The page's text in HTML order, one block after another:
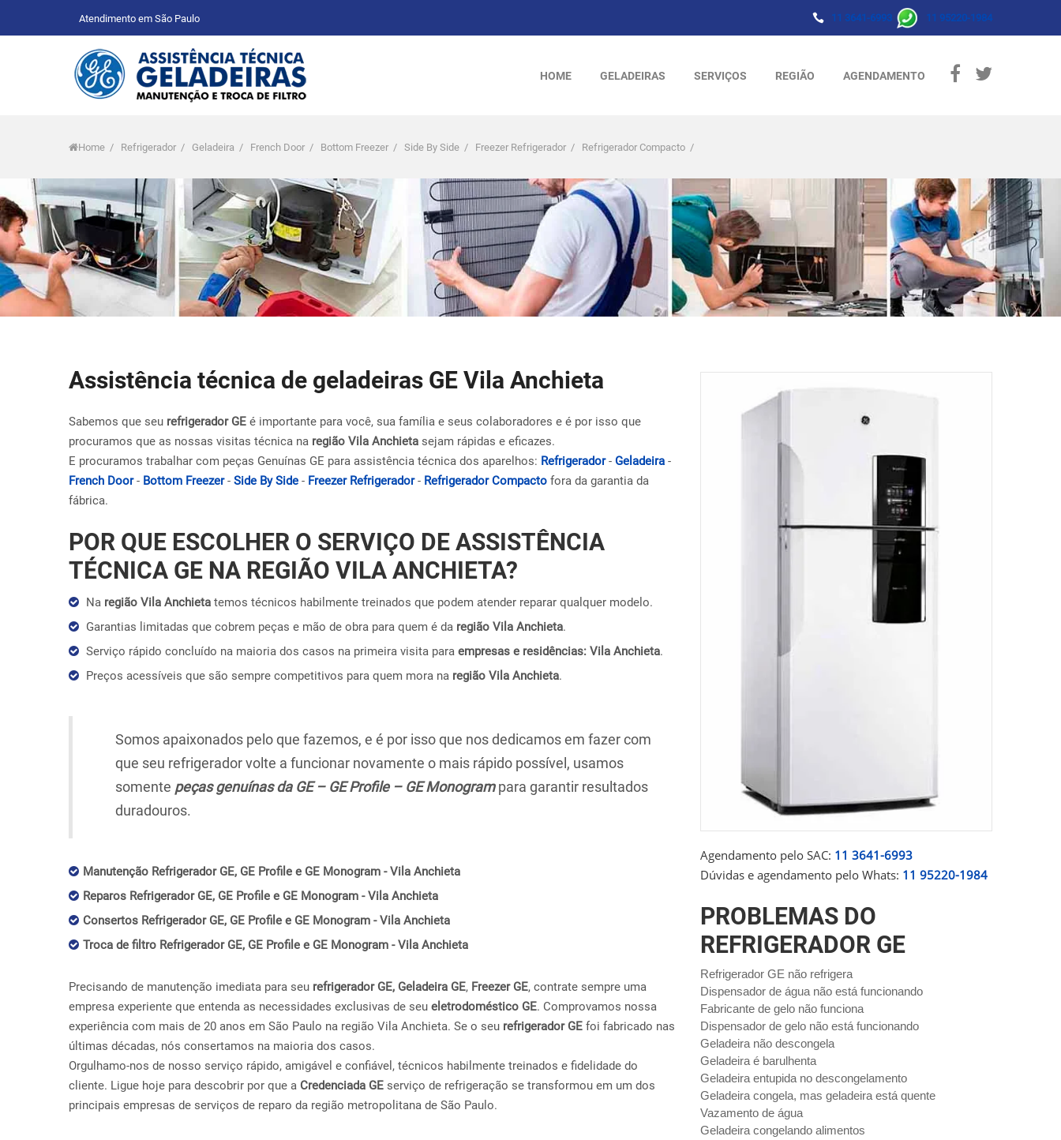
Atendimento em São Paulo 11 3641-6993 11 95220-1984
HOME GELADEIRAS SERVIÇOS REGIÃO AGENDAMENTO
Home / Refrigerador / Geladeira / French Door / Bottom Freezer / Side By Side / Freezer Refrigerador / Refrigerador Compacto /
Assistência técnica de geladeiras GE Vila Anchieta
Sabemos que seu refrigerador GE é importante para você, sua família e seus colaboradores e é por isso que
procuramos que as nossas visitas técnica na região Vila Anchieta sejam rápidas e eficazes.
E procuramos trabalhar com peças Genuínas GE para assistência técnica dos aparelhos: Refrigerador- Geladeira -
French Door- Bottom Freezer- Side By Side - Freezer Refrigerador- Refrigerador Compacto fora da garantia da
fábrica.
POR QUE ESCOLHER O SERVIÇO DE ASSISTÊNCIA
TÉCNICA GE NA REGIÃO VILA ANCHIETA?
Na região Vila Anchieta temos técnicos habilmente treinados que podem atender reparar qualquer modelo.
Garantias limitadas que cobrem peças e mão de obra para quem é da região Vila Anchieta.
Serviço rápido concluído na maioria dos casos na primeira visita para empresas e residências: Vila Anchieta.
Preços acessíveis que são sempre competitivos para quem mora na região Vila Anchieta.
Somos apaixonados pelo que fazemos, e é por isso que nos dedicamos em fazer com
que seu refrigerador volte a funcionar novamente o mais rápido possível, usamos
somente peças genuínas da GE – GE Profile – GE Monogrampara garantir resultados
duradouros.
Manutenção Refrigerador GE, GE Profile e GE Monogram - Vila Anchieta
Reparos Refrigerador GE, GE Profile e GE Monogram - Vila Anchieta
Consertos Refrigerador GE, GE Profile e GE Monogram - Vila Anchieta
Troca de filtro Refrigerador GE, GE Profile e GE Monogram - Vila Anchieta
Precisando de manutenção imediata para seu refrigerador GE, Geladeira GE, Freezer GE, contrate sempre uma
empresa experiente que entenda as necessidades exclusivas de seu eletrodoméstico GE. Comprovamos nossa
experiência com mais de 20 anos em São Paulo na região Vila Anchieta. Se o seu refrigerador GE foi fabricado nas
últimas décadas, nós consertamos na maioria dos casos.
Orgulhamo-nos de nosso serviço rápido, amigável e confiável, técnicos habilmente treinados e fidelidade do
cliente. Ligue hoje para descobrir por que a Credenciada GE serviço de refrigeração se transformou em um dos
principais empresas de serviços de reparo da região metropolitana de São Paulo.
Agendamento pelo SAC: 11 3641-6993
Dúvidas e agendamento pelo Whats: 11 95220-1984
PROBLEMAS DO
REFRIGERADOR GE
Refrigerador GE não refrigera
Dispensador de água não está funcionando
Fabricante de gelo não funciona
Dispensador de gelo não está funcionando
Geladeira não descongela
Geladeira é barulhenta
Geladeira entupida no descongelamento
Geladeira congela, mas geladeira está quente
Vazamento de água
Geladeira congelando alimentos